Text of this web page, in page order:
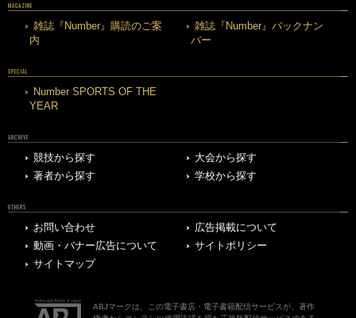
MAGAZINE
雑誌『Number』購読のご案
内
雑誌『Number』バックナン
バー
SPECIAL
Number SPORTS OF THE
YEAR
ARCHIVE
競技から探す
大会から探す
著者から探す
学校から探す
OTHERS
お問い合わせ
広告掲載について
動画・バナー広告について
サイトポリシー
サイトマップ
ABJマークは、この電子書店・電子書籍配信サービスが、著作